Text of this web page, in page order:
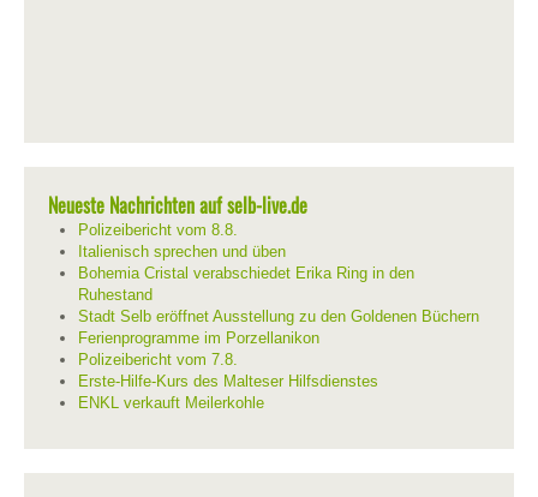
Neueste Nachrichten auf selb-live.de
Polizeibericht vom 8.8.
Italienisch sprechen und üben
Bohemia Cristal verabschiedet Erika Ring in den
Ruhestand
Stadt Selb eröffnet Ausstellung zu den Goldenen Büchern
Ferienprogramme im Porzellanikon
Polizeibericht vom 7.8.
Erste-Hilfe-Kurs des Malteser Hilfsdienstes
ENKL verkauft Meilerkohle